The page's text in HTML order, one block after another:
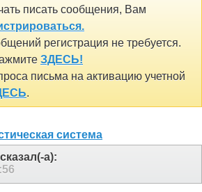
писать сообщения, Вам
регистрация не требуется.
ЗДЕСЬ!
письма на активацию учетной
.
система
сказал(-а):